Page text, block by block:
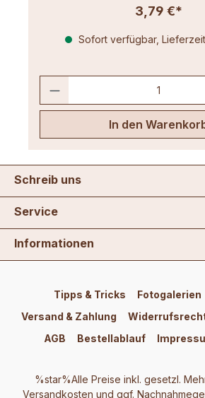
3,79 €*
Sofort verfügbar,
In den
Schreib uns
Service
Informationen
Tipps & Tricks Fotogalerien
Versand & Zahlung
AGB
Bestellablauf
%star%Alle Preise inkl. gesetzl.
Versandkosten und ggf.